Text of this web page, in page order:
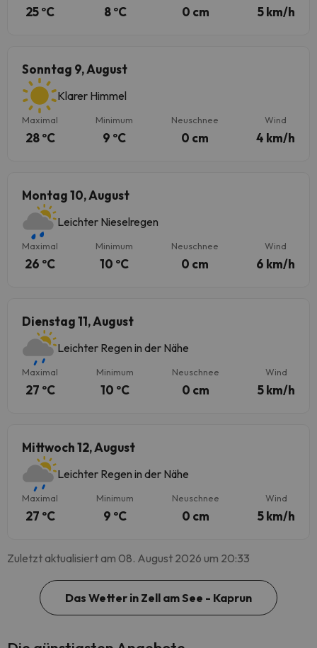
25 ºC 8 ºC 0 cm 5 km/h
Sonntag 9, August
Klarer Himmel
Maximal
28 ºC
Minimum
9 ºC
Neuschnee
0 cm
Wind
4 km/h
Montag 10, August
Leichter Nieselregen
Maximal
26 ºC
Minimum
10 ºC
Neuschnee
0 cm
Wind
6 km/h
Dienstag 11, August
Leichter Regen in der Nähe
Maximal
27 ºC
Minimum
10 ºC
Neuschnee
0 cm
Wind
5 km/h
Mittwoch 12, August
Leichter Regen in der Nähe
Maximal
27 ºC
Minimum
9 ºC
Neuschnee
0 cm
Wind
5 km/h
Zuletzt aktualisiert am 08. August 2026 um 20:33
Das Wetter in Zell am See - Kaprun